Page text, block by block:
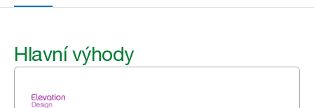
Hlavní výhody